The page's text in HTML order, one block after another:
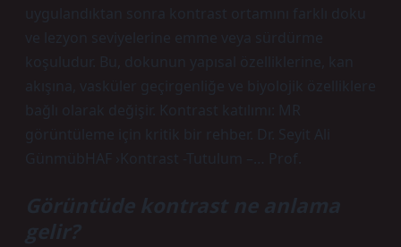
uygulandıktan sonra kontrast ortamını farklı doku
ve lezyon seviyelerine emme veya sürdürme
koşuludur. Bu, dokunun yapısal özelliklerine, kan
akışına, vasküler geçirgenliğe ve biyolojik özelliklere
bağlı olarak değişir. Kontrast katılımı: MR
görüntüleme için kritik bir rehber. Dr. Seyit Ali
GünmübHAF ›Kontrast -Tutulum –… Prof.
Görüntüde kontrast ne anlama
gelir?